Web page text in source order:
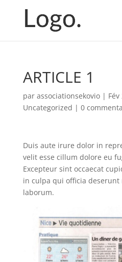
ARTICLE 1
par associationsekovio|
Uncategorized | 0
Duis aute irure dolor in
velit esse cillum dolore eu
Excepteur sint occaecat
in culpa qui officia
laborum.